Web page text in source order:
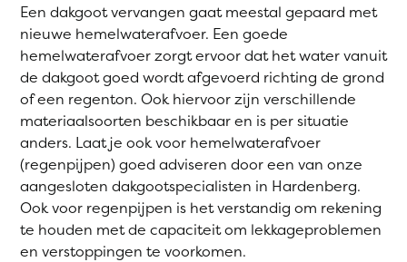
Een dakgoot vervangen gaat meestal gepaard met
nieuwe hemelwaterafvoer. Een goede
hemelwaterafvoer zorgt ervoor dat het water vanuit
de dakgoot goed wordt afgevoerd richting de grond
of een regenton. Ook hiervoor zijn verschillende
materiaalsoorten beschikbaar en is per situatie
anders. Laat je ook voor hemelwaterafvoer
(regenpijpen) goed adviseren door een van onze
aangesloten dakgootspecialisten in Hardenberg.
Ook voor regenpijpen is het verstandig om rekening
te houden met de capaciteit om lekkageproblemen
en verstoppingen te voorkomen.